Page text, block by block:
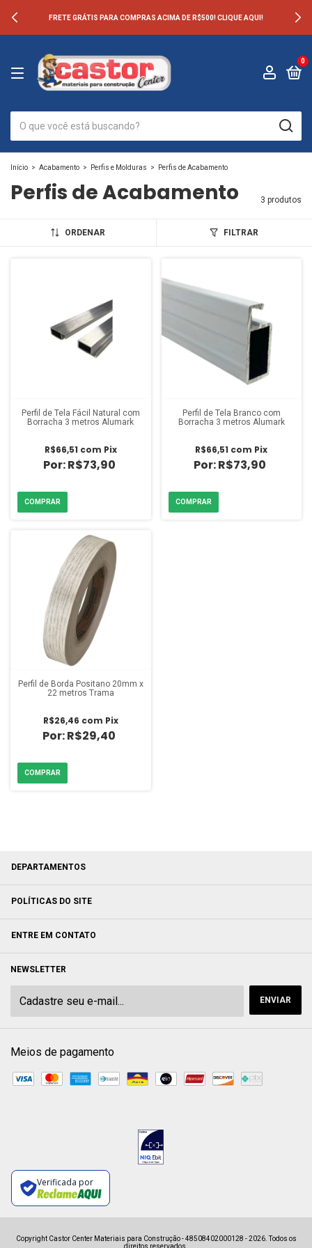
FRETE GRÁTIS PARA COMPRAS ACIMA DE R$500! CLIQUE AQUI!
0
Início > Acabamento > Perfis e Molduras > Perfis de Acabamento
Perfis de Acabamento 3 produtos
ORDENAR FILTRAR
Perfil de Tela Fácil Natural com
Borracha 3 metros Alumark
R$73,90
R$66,51 com Pix
Perfil de Tela Branco com
Borracha 3 metros Alumark
R$73,90
R$66,51 com Pix
Perfil de Borda Positano 20mm x
22 metros Trama
R$29,40
R$26,46 com Pix
DEPARTAMENTOS
POLÍTICAS DO SITE
ENTRE EM CONTATO
NEWSLETTER
Meios de pagamento
Verificada por
Copyright Castor Center Materiais para Construção - 48508402000128 - 2026. Todos os
direitos reservados.